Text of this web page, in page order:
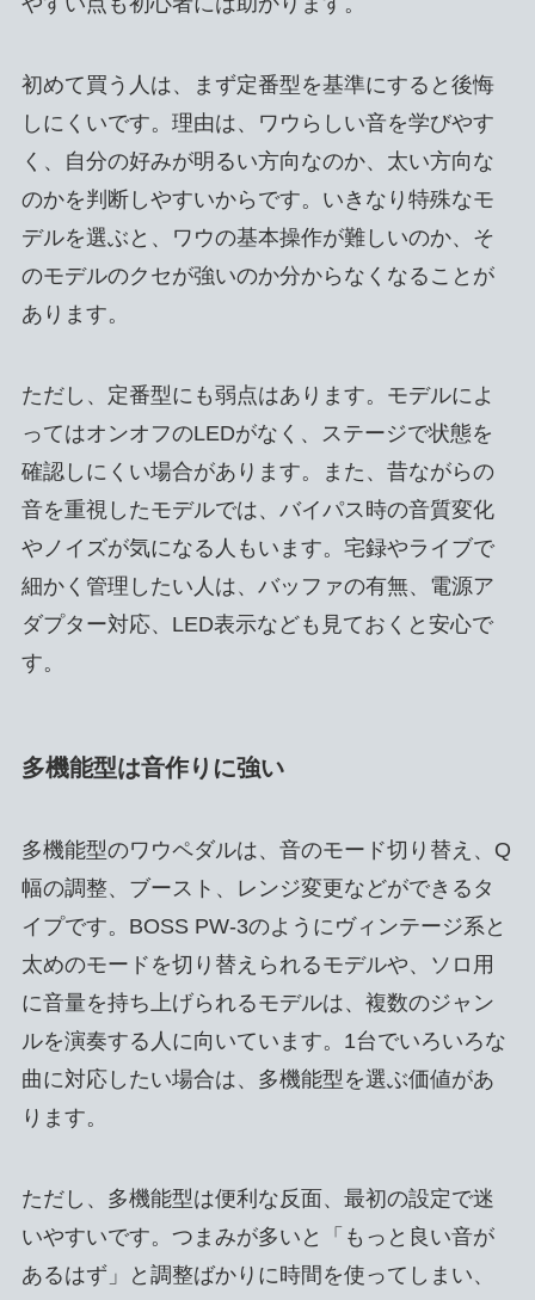
初めて買う人は、まず定番型を基準にすると後悔
しにくいです。理由は、ワウらしい音を学びやす
く、自分の好みが明るい方向なのか、太い方向な
のかを判断しやすいからです。いきなり特殊なモ
デルを選ぶと、ワウの基本操作が難しいのか、そ
のモデルのクセが強いのか分からなくなることが
あります。
ただし、定番型にも弱点はあります。モデルによ
ってはオンオフのLEDがなく、ステージで状態を
確認しにくい場合があります。また、昔ながらの
音を重視したモデルでは、バイパス時の音質変化
やノイズが気になる人もいます。宅録やライブで
細かく管理したい人は、バッファの有無、電源ア
ダプター対応、LED表示なども見ておくと安心で
す。
多機能型は音作りに強い
多機能型のワウペダルは、音のモード切り替え、Q
幅の調整、ブースト、レンジ変更などができるタ
イプです。BOSS PW-3のようにヴィンテージ系と
太めのモードを切り替えられるモデルや、ソロ用
に音量を持ち上げられるモデルは、複数のジャン
ルを演奏する人に向いています。1台でいろいろな
曲に対応したい場合は、多機能型を選ぶ価値があ
ります。
ただし、多機能型は便利な反面、最初の設定で迷
いやすいです。つまみが多いと「もっと良い音が
あるはず」と調整ばかりに時間を使ってしまい、